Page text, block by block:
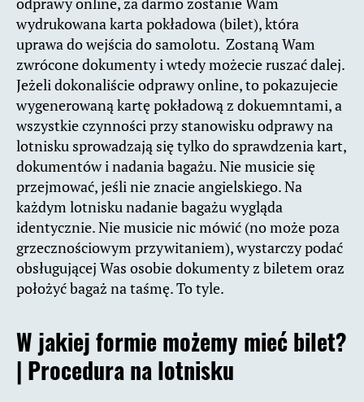
wydrukowana karta pokładowa (bilet), która
uprawa do wejścia do samolotu. Zostaną Wam
zwrócone dokumenty i wtedy możecie ruszać dalej.
Jeżeli dokonaliście odprawy online, to pokazujecie
wygenerowaną kartę pokładową z dokuemntami, a
wszystkie czynności przy stanowisku odprawy na
lotnisku sprowadzają się tylko do sprawdzenia kart,
dokumentów i nadania bagażu. Nie musicie się
przejmować, jeśli nie znacie angielskiego. Na
każdym lotnisku nadanie bagażu wygląda
identycznie. Nie musicie nic mówić (no może poza
grzecznościowym przywitaniem), wystarczy podać
obsługującej Was osobie dokumenty z biletem oraz
położyć bagaż na taśmę. To tyle.
W jakiej formie możemy mieć bilet?
| Procedura na lotnisku